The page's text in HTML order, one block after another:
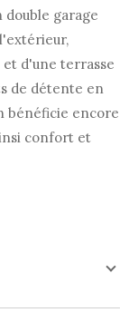
double garage
d'une terrasse
de détente en
bénéficie encore
confort et